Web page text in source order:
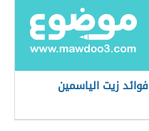
فوائد زيت الياسمين